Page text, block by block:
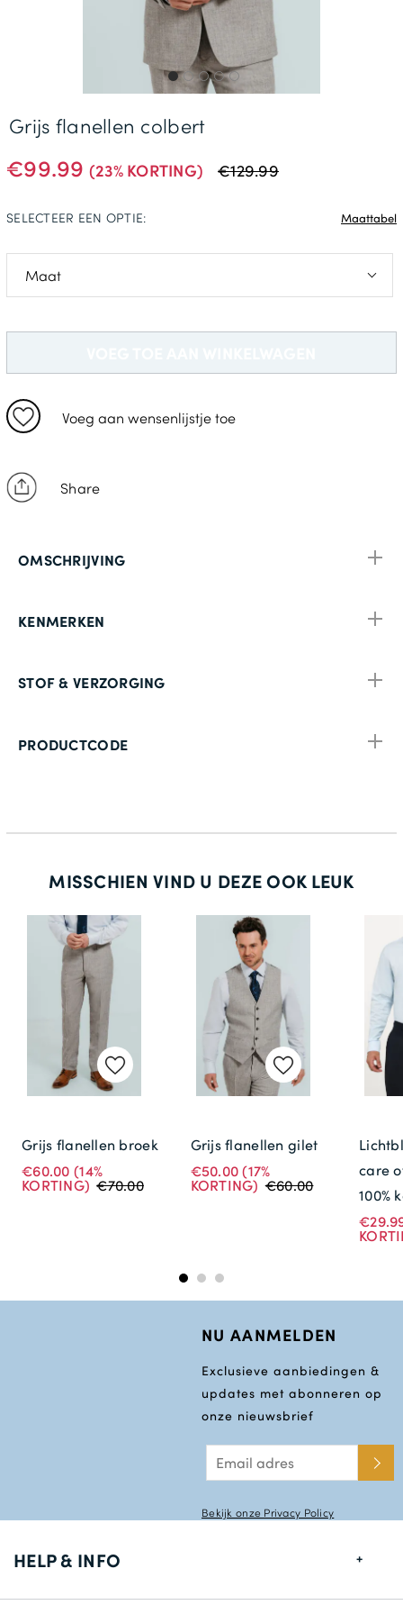
Gratis Levering *
€99.99 (23% KORTING) €129.99
Voeg aan wensenlijstje toe
Share
Grijs flanellen colbert
98
110
114
134
SELECTEER EEN OPTIE: Maattabel
KENMERKEN
OMSCHRIJVING
STOF & VERZORGING
PRODUCTCODE
MISSCHIEN VIND U DEZE OOK LEUK
Grijs flanellen broek
€60.00 (14%
KORTING) €70.00
Grijs flanellen gilet
€50.00(17%
KORTING) €60.00
care
100%
NU AANMELDEN
Exclusieve aanbiedingen &
updates met abonneren op
onze nieuwsbrief
Bekijk onze Privacy Policy
HELP & INFO